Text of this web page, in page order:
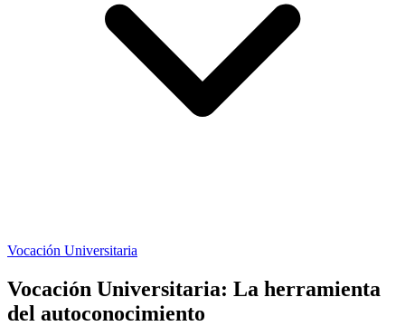
Vocación Universitaria
Vocación Universitaria: La herramienta
del autoconocimiento